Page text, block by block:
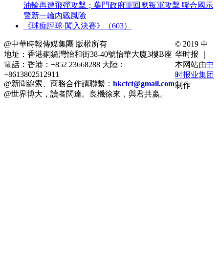
油輪再遭飛彈攻擊；葉門政府軍回應叛軍攻擊 聯合國示
警新一輪內戰風險
《球痴評球·闖入決賽》（603）
@中華時報傳媒集團 版權所有
地址：香港銅鑼灣怡和街38-40號怡華大廈3樓B座
電話：香港：+852 23668288 大陸：
+8613802512911
@新聞線索、商務合作請聯繫： hkctct@gmail.com
@世界博大，讀者闊達。良機徐來，與君共嬴。
© 2019 中
华时报 ｜
本网站由中
时报业集团
制作